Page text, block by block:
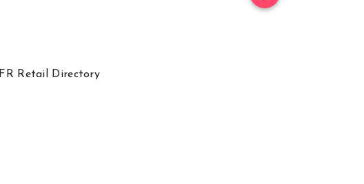
FR Retail Directory